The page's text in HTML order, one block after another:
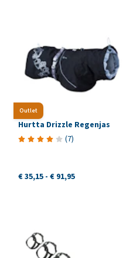
Outlet
Hurtta Drizzle Regenjas
(7)
€ 35,15 - € 91,95